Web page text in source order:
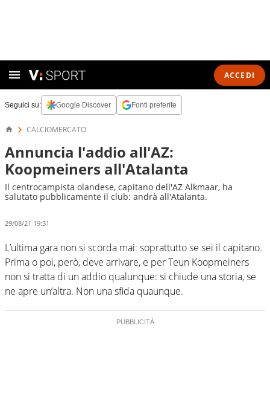
ACCEDI
Seguici su: Google Discover Fonti preferite
CALCIOMERCATO
Annuncia l'addio all'AZ:
Koopmeiners all'Atalanta
Il centrocampista olandese, capitano dell'AZ Alkmaar, ha
salutato pubblicamente il club: andrà all'Atalanta.
29/08/21 19:31
L’ultima gara non si scorda mai: soprattutto se sei il capitano.
Prima o poi, però, deve arrivare, e per Teun Koopmeiners
non si tratta di un addio qualunque: si chiude una storia, se
ne apre un’altra. Non una sfida quaunque.